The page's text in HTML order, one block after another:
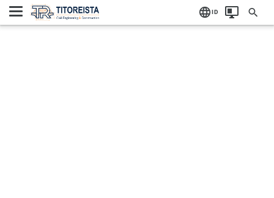
ID
Home Label: